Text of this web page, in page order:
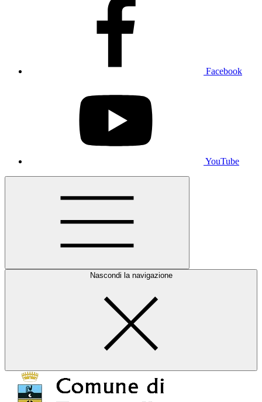
Facebook
YouTube
Nascondi la navigazione